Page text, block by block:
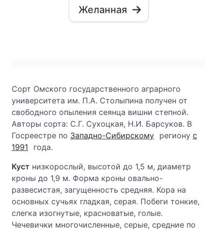
Желанная
Сорт Омского государственного аграрного
университета им. П.А. Столыпина получен от
свободного опыления сеянца вишни степной.
Авторы сорта: С.Г. Сухоцкая, Н.И. Барсуков. В
Госреестре по Западно-Сибирскому региону с
1991
года.
Куст низкорослый, высотой до 1,5 м, диаметр
кроны до 1,9 м. Форма кроны овально-
развесистая, загущенность средняя. Кора на
основных сучьях гладкая, серая. Побеги тонкие,
слегка изогнутые, красноватые, голые.
Чечевички многочисленные, серые, средние по